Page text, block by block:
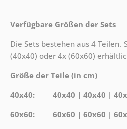
Verfügbare Größen der Sets
Die Sets bestehen aus 4 Teilen.
(40x40) oder 4x (60x60)
Größe der Teile (in cm)
40x40: 40x40 | 40x40 |
60x60: 60x60 | 60x60 |